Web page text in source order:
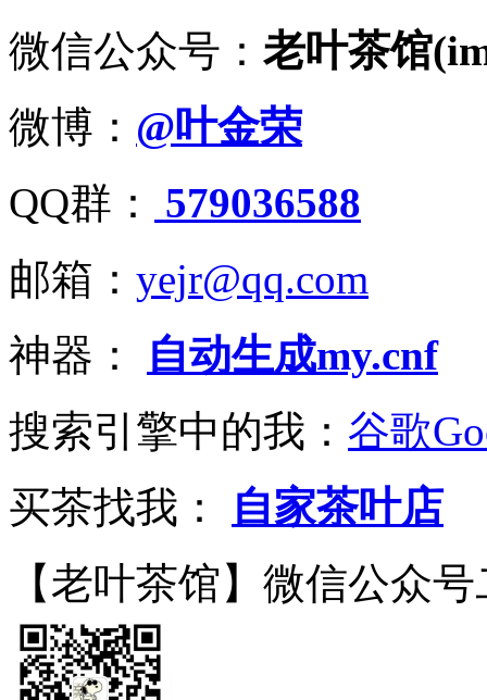
微信公众号： 老叶茶馆
微博： @叶金荣
QQ群：
579036588
邮箱： yejr@qq.com
神器：
自动生成my.cnf
搜索引擎中的我： 谷歌
买茶找我：
自家茶叶店
【老叶茶馆】微信公众